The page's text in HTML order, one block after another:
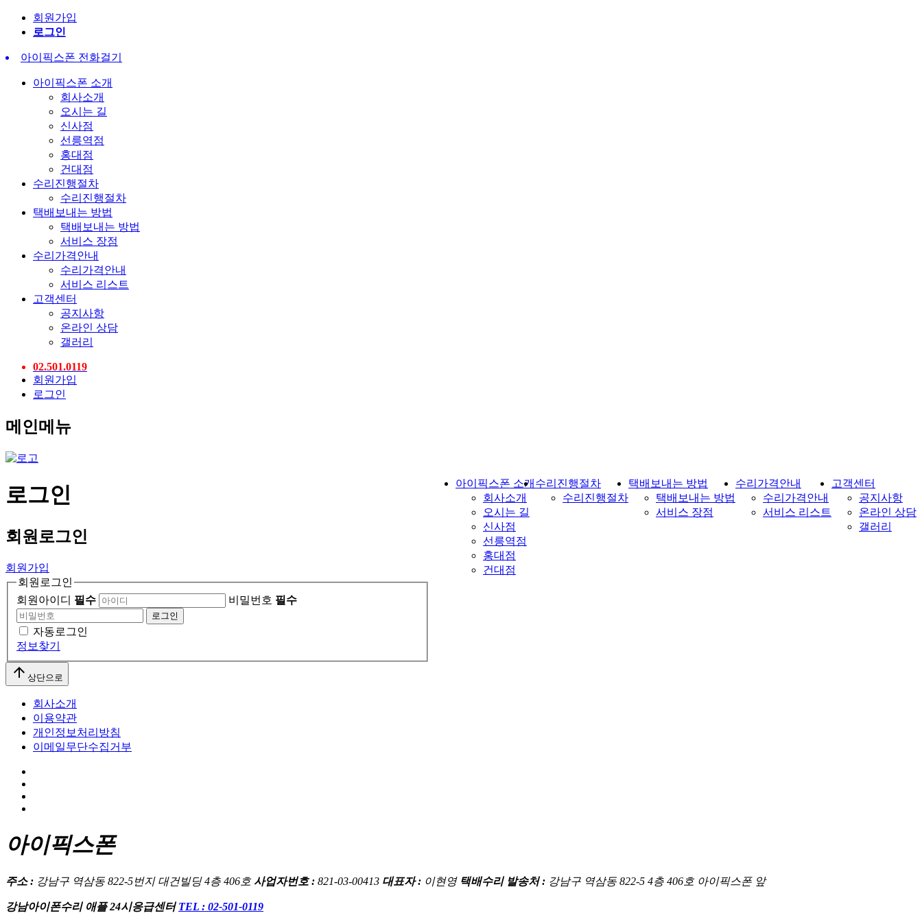
회원가입
로그인
아이픽스폰 전화걸기
아이픽스폰 소개
회사소개
오시는 길
신사점
선릉역점
홍대점
건대점
수리진행절차
수리진행절차
택배보내는 방법
택배보내는 방법
서비스 장점
수리가격안내
수리가격안내
서비스 리스트
고객센터
공지사항
온라인 상담
갤러리
02.501.0119
회원가입
로그인
메인메뉴
아이픽스폰 소개
회사소개
오시는 길
신사점
선릉역점
홍대점
건대점
수리진행절차
수리진행절차
택배보내는 방법
택배보내는 방법
서비스 장점
수리가격안내
수리가격안내
서비스 리스트
고객센터
공지사항
온라인 상담
갤러리
로그인
회원 로그인
회원가입
회원로그인
회원아이디 필수 비밀번호 필수
로그인
자동로그인
정보찾기
arrow_upward 상단으로
회사소개
이용약관
개인정보처리방침
이메일무단수집거부
아이픽스폰
주소 : 강남구 역삼동 822-5번지 대건빌딩 4층 406호 사업자번호 : 821-03-00413 대표자 : 이현영 택배수리 발송처 : 강남구 역삼동 822-5 4층 406호 아이픽스폰 앞
강남아이폰수리 애플 24시응급센터 TEL : 02-501-0119